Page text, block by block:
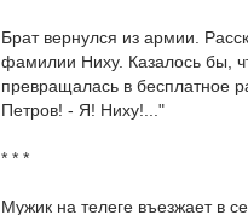
Брат вернулся из армии.
фамилии Ниху. Казалось бы,
превращалась в бесплатное
Петров! - Я! Ниху!..."
* * *
Мужик на телеге въезжает в